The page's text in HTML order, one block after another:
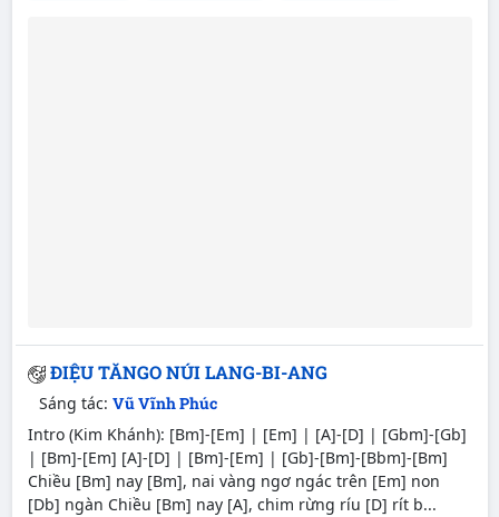
ĐIỆU TĂNGO NÚI LANG-BI-ANG
Sáng tác: Vũ Vĩnh Phúc
Intro (Kim Khánh): [Bm]-[Em] | [Em] | [A]-[D] | [Gbm]-[Gb]
| [Bm]-[Em] [A]-[D] | [Bm]-[Em] | [Gb]-[Bm]-[Bbm]-[Bm]
Chiều [Bm] nay [Bm], nai vàng ngơ ngác trên [Em] non
[Db] ngàn Chiều [Bm] nay [A], chim rừng ríu [D] rít b...